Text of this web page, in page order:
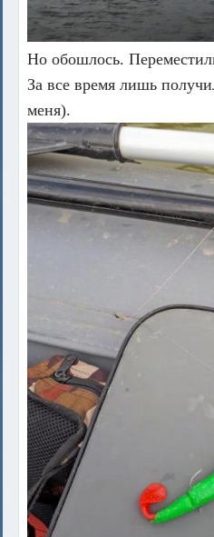
Но обошлось.
За все время лишь
меня).